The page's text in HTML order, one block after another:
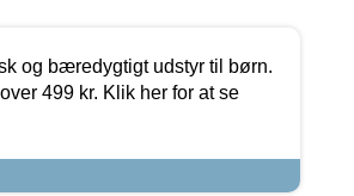
og bæredygtigt udstyr til børn.
499 kr. Klik her for at se